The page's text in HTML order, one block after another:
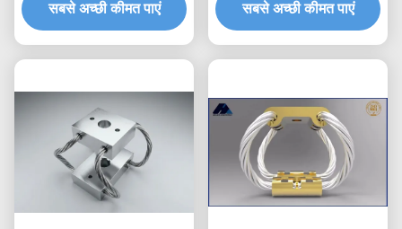
सबसे अच्छी कीमत पाएं
सबसे अच्छी कीमत पाएं